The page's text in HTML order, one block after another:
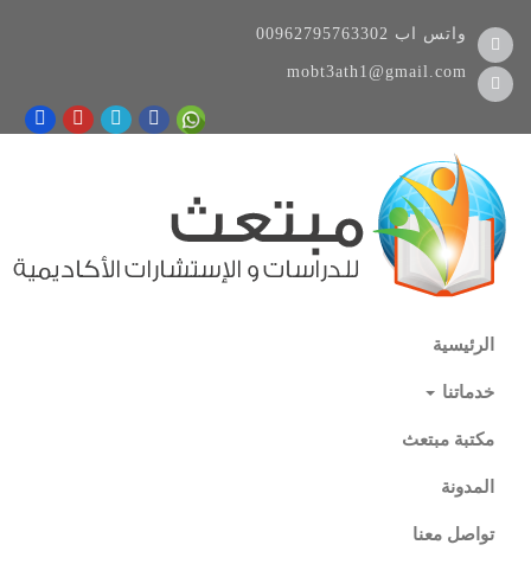
00962795763302 واتس اب
mobt3ath1@gmail.com
الرئيسية
خدماتنا
مكتبة مبتعث
المدونة
تواصل معنا